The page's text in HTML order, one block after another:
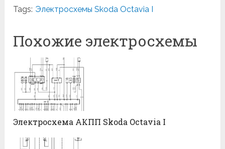
Tags: Электросхемы Skoda Octavia I
Похожие электросхемы
Электросхема АКПП Skoda Octavia I